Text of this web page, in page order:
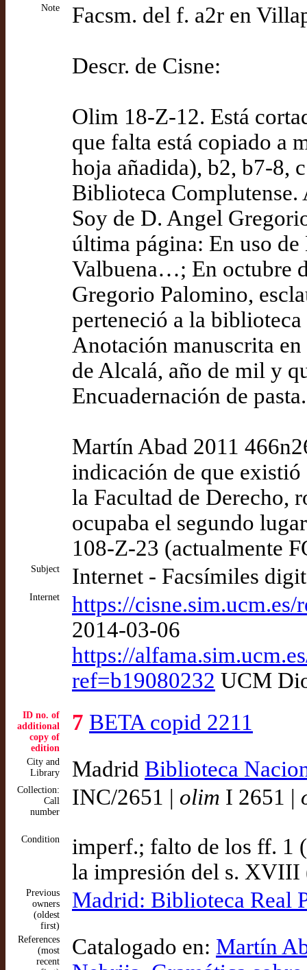
Note Facsm. del f. a2r en
Descr. de Cisne:
Olim 18-Z-12. Está
que falta está copiado a
hoja añadida), b2, b7-8,
Biblioteca Complutense.
Soy de D. Angel
última página: En uso
Valbuena…; En octubre
Gregorio Palomino,
perteneció a la
Anotación manuscrita
de Alcalá, año de mil y
Encuadernación de pasta.
Martín Abad 2011
indicación de que
la Facultad de Derecho,
ocupaba el segundo
108-Z-23 (actualmente
Subject Internet - Facsímiles
Internet
https://
2014-03-06
https://
ref=b19080232 UCM
ID no. of
additional
copy of
edition
7 BETA copid 2211
City and
Library
Madrid Biblioteca
Collection:
Call
number
INC/2651 | olim I 2651 |
Condition
imperf.; falto de los ff. 1
la impresión del s. XVIII
Previous
owners
(oldest
first)
Madrid: Biblioteca Real
References
(most
recent
Catalogado en: Martín